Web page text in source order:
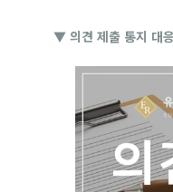
▼ 의견 제출 통지 대